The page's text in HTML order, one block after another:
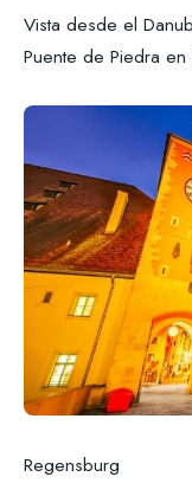
Vista desde el
Puente de Piedra
Regensburg